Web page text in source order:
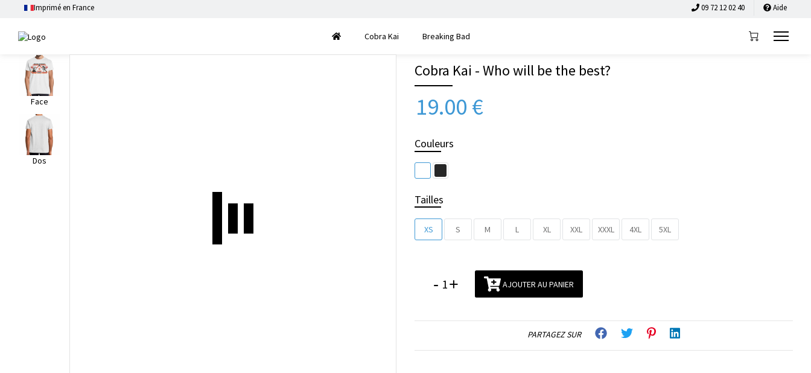
Imprimé en France 09 72 12 02 40 Aide
Cobra Kai Breaking Bad
Face
Dos
Cobra Kai - Who will be the best?
19.00 €
Couleurs
Tailles
XS S M L XL XXL XXXL 4XL 5XL
- + AJOUTER AU PANIER
PARTAGEZ SUR